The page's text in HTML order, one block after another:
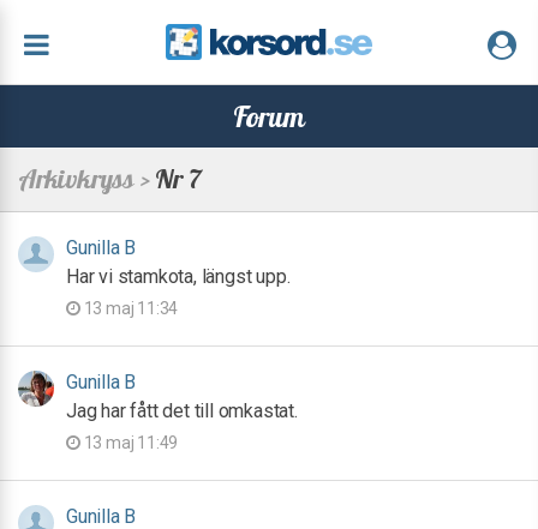
Forum
Arkivkryss >Nr 7
Gunilla B
Har vi stamkota, längst upp.
13 maj 11:34
Gunilla B
Jag har fått det till omkastat.
13 maj 11:49
Gunilla B